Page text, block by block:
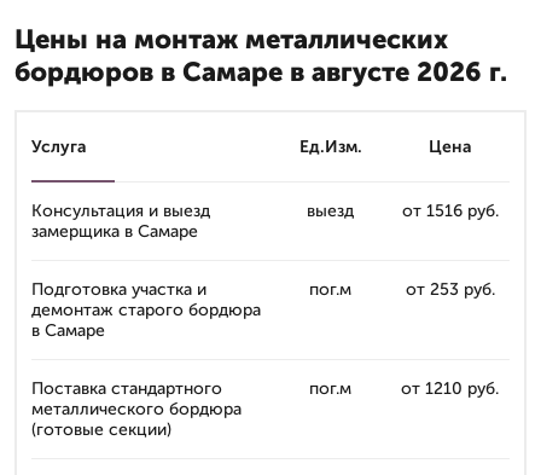
Цены на монтаж металлических
бордюров в Самаре в августе 2026 г.
Услуга Ед.Изм. Цена
Консультация и выезд
замерщика в Самаре
выезд от 1516 руб.
Подготовка участка и
демонтаж старого бордюра
в Самаре
пог.м от 253 руб.
Поставка стандартного
металлического бордюра
(готовые секции)
пог.м от 1210 руб.